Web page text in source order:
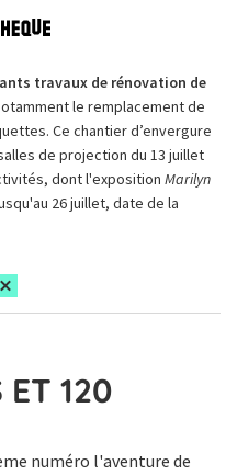
travaux de rénovation de
le remplacement de
Ce chantier d’envergure
de projection du 13 juillet
dont l'exposition Marilyn
26 juillet, date de la
ET 120
numéro l'aventure de